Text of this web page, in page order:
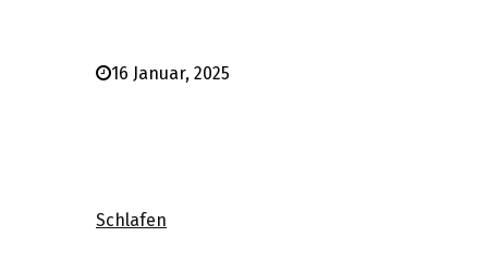
16 Januar, 2025
Schlafen